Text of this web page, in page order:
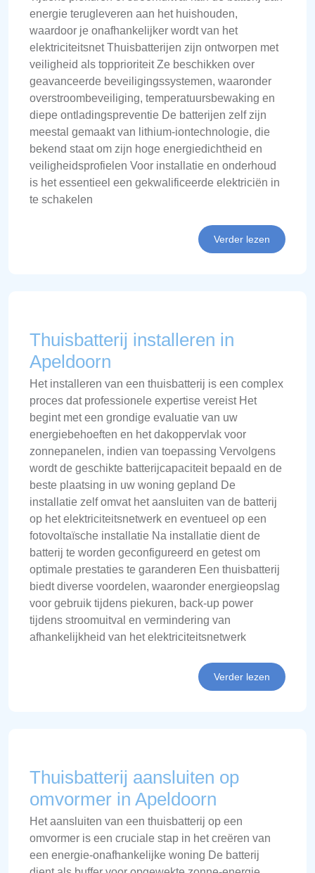
energie terugleveren aan het huishouden,
waardoor je onafhankelijker wordt van het
elektriciteitsnet Thuisbatterijen zijn ontworpen met
veiligheid als topprioriteit Ze beschikken over
geavanceerde beveiligingssystemen, waaronder
overstroombeveiliging, temperatuursbewaking en
diepe ontladingspreventie De batterijen zelf zijn
meestal gemaakt van lithium-iontechnologie, die
bekend staat om zijn hoge energiedichtheid en
veiligheidsprofielen Voor installatie en onderhoud
is het essentieel een gekwalificeerde elektriciën in
te schakelen
Verder lezen
Thuisbatterij installeren in
Apeldoorn
Het installeren van een thuisbatterij is een complex
proces dat professionele expertise vereist Het
begint met een grondige evaluatie van uw
energiebehoeften en het dakoppervlak voor
zonnepanelen, indien van toepassing Vervolgens
wordt de geschikte batterijcapaciteit bepaald en de
beste plaatsing in uw woning gepland De
installatie zelf omvat het aansluiten van de batterij
op het elektriciteitsnetwerk en eventueel op een
fotovoltaïsche installatie Na installatie dient de
batterij te worden geconfigureerd en getest om
optimale prestaties te garanderen Een thuisbatterij
biedt diverse voordelen, waaronder energieopslag
voor gebruik tijdens piekuren, back-up power
tijdens stroomuitval en vermindering van
afhankelijkheid van het elektriciteitsnetwerk
Verder lezen
Thuisbatterij aansluiten op
omvormer in Apeldoorn
Het aansluiten van een thuisbatterij op een
omvormer is een cruciale stap in het creëren van
een energie-onafhankelijke woning De batterij